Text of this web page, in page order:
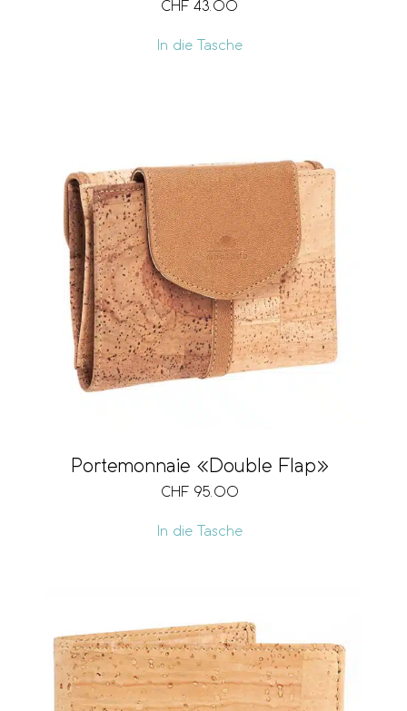
CHF 43.00
In die Tasche
Portemonnaie «Double Flap»
CHF 95.00
In die Tasche